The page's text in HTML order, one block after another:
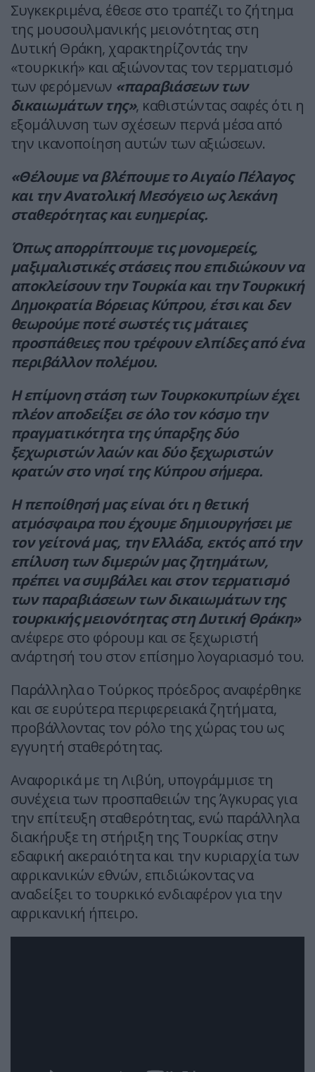
Συγκεκριμένα, έθεσε στο τραπέζι το ζήτημα
της μουσουλμανικής μειονότητας στη
Δυτική Θράκη, χαρακτηρίζοντάς την
«τουρκική» και αξιώνοντας τον τερματισμό
των φερόμενων «παραβιάσεων των
δικαιωμάτων της», καθιστώντας σαφές ότι η
εξομάλυνση των σχέσεων περνά μέσα από
την ικανοποίηση αυτών των αξιώσεων.
«Θέλουμε να βλέπουμε το Αιγαίο Πέλαγος
και την Ανατολική Μεσόγειο ως λεκάνη
σταθερότητας και ευημερίας.
Όπως απορρίπτουμε τις μονομερείς,
μαξιμαλιστικές στάσεις που επιδιώκουν να
αποκλείσουν την Τουρκία και την Τουρκική
Δημοκρατία Βόρειας Κύπρου, έτσι και δεν
θεωρούμε ποτέ σωστές τις μάταιες
προσπάθειες που τρέφουν ελπίδες από ένα
περιβάλλον πολέμου.
Η επίμονη στάση των Τουρκοκυπρίων έχει
πλέον αποδείξει σε όλο τον κόσμο την
πραγματικότητα της ύπαρξης δύο
ξεχωριστών λαών και δύο ξεχωριστών
κρατών στο νησί της Κύπρου σήμερα.
Η πεποίθησή μας είναι ότι η θετική
ατμόσφαιρα που έχουμε δημιουργήσει με
τον γείτονά μας, την Ελλάδα, εκτός από την
επίλυση των διμερών μας ζητημάτων,
πρέπει να συμβάλει και στον τερματισμό
των παραβιάσεων των δικαιωμάτων της
τουρκικής μειονότητας στη Δυτική Θράκη»
ανέφερε στο φόρουμ και σε ξεχωριστή
ανάρτησή του στον επίσημο λογαριασμό του.
Παράλληλα ο Τούρκος πρόεδρος αναφέρθηκε
και σε ευρύτερα περιφερειακά ζητήματα,
προβάλλοντας τον ρόλο της χώρας του ως
εγγυητή σταθερότητας.
Αναφορικά με τη Λιβύη, υπογράμμισε τη
συνέχεια των προσπαθειών της Άγκυρας για
την επίτευξη σταθερότητας, ενώ παράλληλα
διακήρυξε τη στήριξη της Τουρκίας στην
εδαφική ακεραιότητα και την κυριαρχία των
αφρικανικών εθνών, επιδιώκοντας να
αναδείξει το τουρκικό ενδιαφέρον για την
αφρικανική ήπειρο.